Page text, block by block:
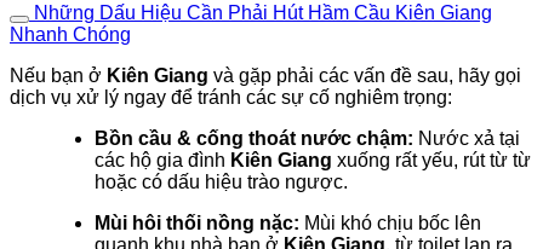
Những Dấu Hiệu Cần Phải Hút Hầm Cầu Kiên Giang
Nhanh Chóng
Nếu bạn ở Kiên Giang và gặp phải các vấn đề sau, hãy gọi
dịch vụ xử lý ngay để tránh các sự cố nghiêm trọng:
Bồn cầu & cống thoát nước chậm: Nước xả tại
các hộ gia đình Kiên Giang xuống rất yếu, rút từ từ
hoặc có dấu hiệu trào ngược.
Mùi hôi thối nồng nặc: Mùi khó chịu bốc lên
quanh khu nhà bạn ở Kiên Giang, từ toilet lan ra